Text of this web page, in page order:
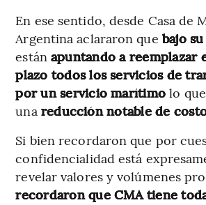
En ese sentido, desde Casa de
Argentina aclararon que bajo
están apuntando a reemplazar
plazo todos los servicios de
por un servicio marítimo lo
una reducción notable de
Si bien recordaron que por
confidencialidad está
revelar valores y volúmenes
recordaron que CMA tiene